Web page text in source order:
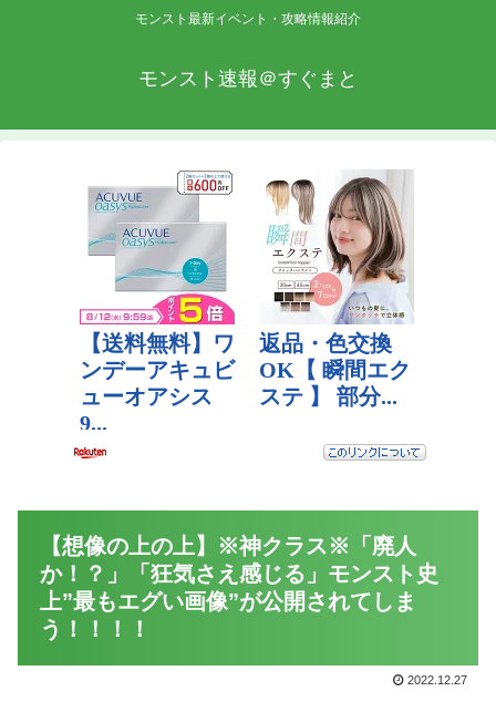
モンスト最新イベント・攻略情報紹介
モンスト速報＠すぐまと
【想像の上の上】※神クラス※「廃人
か！？」「狂気さえ感じる」モンスト史
上”最もエグい画像”が公開されてしま
う！！！！
2022.12.27